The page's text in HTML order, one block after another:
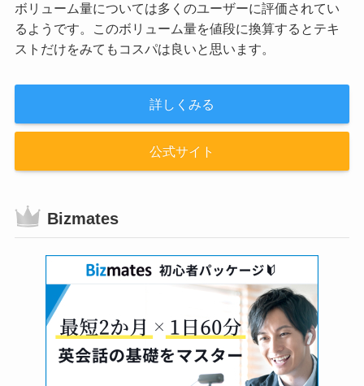
ボリューム量については多くのユーザーに評価されてい
るようです。このボリューム量を値段に換算するとテキ
ストだけをみてもコスパは良いと思います。
詳しくみる
公式サイト
Bizmates